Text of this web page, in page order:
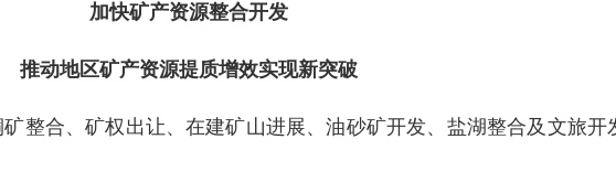
加快矿产资源整合开发
推动地区矿产资源提质增效实现新突破
整合、矿权出让、在建矿山进展、油砂矿开发、盐湖整合及文旅